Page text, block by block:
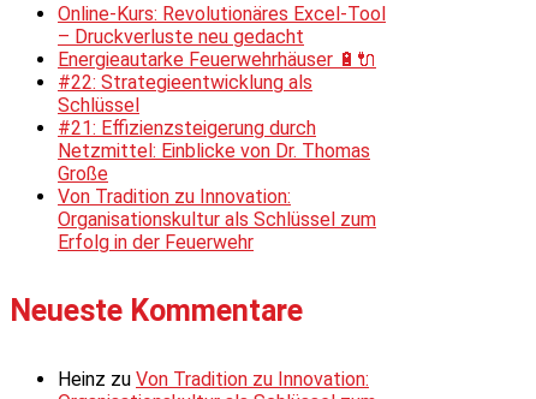
Online-Kurs: Revolutionäres Excel-Tool
– Druckverluste neu gedacht
Energieautarke Feuerwehrhäuser 🔋🔌
#22: Strategieentwicklung als
Schlüssel
#21: Effizienzsteigerung durch
Netzmittel: Einblicke von Dr. Thomas
Große
Von Tradition zu Innovation:
Organisationskultur als Schlüssel zum
Erfolg in der Feuerwehr
Neueste Kommentare
Heinz zu Von Tradition zu Innovation: